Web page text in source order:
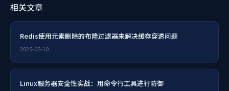
相关文章
Redis使用元素删除的布隆过滤器来解决缓存穿透问题
2025-05-10
Linux服务器安全性实战：用命令行工具进行防御